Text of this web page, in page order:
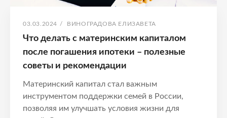
ОПУБЛИКОВАНО
03.03.2024 / АВТОР:
ВИНОГРАДОВА ЕЛИЗАВЕТА
Что делать с материнским капиталом
после погашения ипотеки – полезные
советы и рекомендации
Материнский капитал стал важным
инструментом поддержки семей в России,
позволяя им улучшать условия жизни для